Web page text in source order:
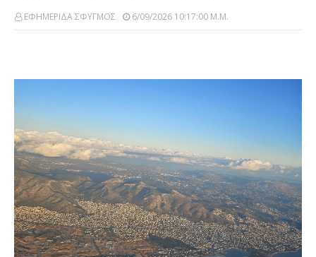
ΕΦΗΜΕΡΙΔΑ ΣΦΥΓΜΟΣ 6/09/2026 10:17:00 Μ.μ.